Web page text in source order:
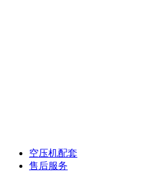
空压机配套
售后服务